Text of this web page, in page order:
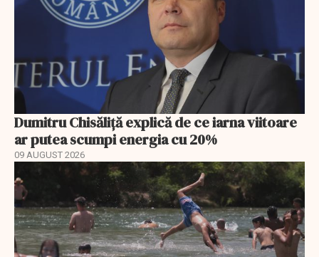
Dumitru Chisăliță explică de ce iarna viitoare
ar putea scumpi energia cu 20%
09 AUGUST 2026